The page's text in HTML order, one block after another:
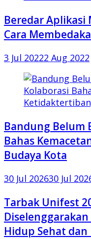
Beredar Aplikasi
Cara
3 Jul 20222 Aug 2022
Bandung Belum
Bahas
Budaya Kota
30 Jul 202630 Jul
Tarbak Unifest
Hidup Sehat